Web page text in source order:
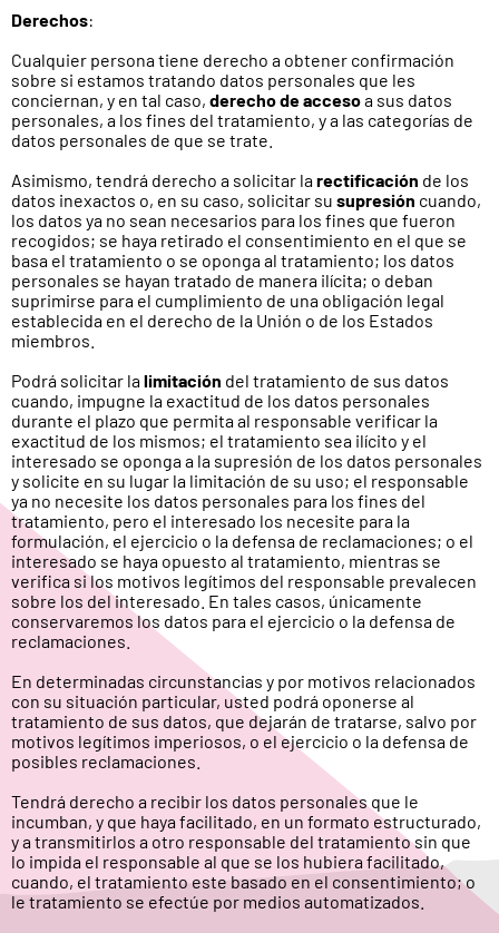
Derechos:
Cualquier persona tiene derecho a obtener confirmación
sobre si estamos tratando datos personales que les
conciernan, y en tal caso, derecho de accesoa sus datos
personales, a los fines del tratamiento, y a las categorías de
datos personales de que se trate.
Asimismo, tendrá derecho a solicitar larectificación de los
datos inexactos o, en su caso, solicitar su supresión cuando,
los datos ya no sean necesarios para los fines que fueron
recogidos; se haya retirado el consentimiento en el que se
basa el tratamiento o se oponga al tratamiento; los datos
personales se hayan tratado de manera ilícita; o deban
suprimirse para el cumplimiento de una obligación legal
establecida en el derecho de la Unión o de los Estados
miembros.
Podrá solicitar lalimitación del tratamiento de sus datos
cuando, impugne la exactitud de los datos personales
durante el plazo que permita al responsable verificar la
exactitud de los mismos; el tratamiento sea ilícito y el
interesado se oponga a la supresión de los datos personales
y solicite en su lugar la limitación de su uso; el responsable
ya no necesite los datos personales para los fines del
tratamiento, pero el interesado los necesite para la
formulación, el ejercicio o la defensa de reclamaciones; o el
interesado se haya opuesto al tratamiento, mientras se
verifica si los motivos legítimos del responsable prevalecen
sobre los del interesado. En tales casos, únicamente
conservaremos los datos para el ejercicio o la defensa de
reclamaciones.
En determinadas circunstancias y por motivos relacionados
con su situación particular, usted podrá oponerse al
tratamiento de sus datos, que dejarán de tratarse, salvo por
motivos legítimos imperiosos, o el ejercicio o la defensa de
posibles reclamaciones.
Tendrá derecho a recibir los datos personales que le
incumban, y que haya facilitado, en un formato estructurado,
y a transmitirlos a otro responsable del tratamiento sin que
lo impida el responsable al que se los hubiera facilitado,
cuando, el tratamiento este basado en el consentimiento; o
le tratamiento se efectúe por medios automatizados.